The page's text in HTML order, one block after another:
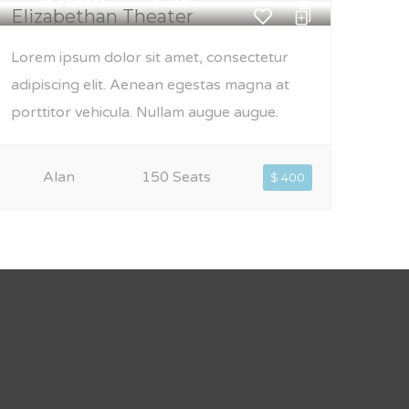
Elizabethan Theater
Lorem ipsum dolor sit amet, consectetur
adipiscing elit. Aenean egestas magna at
porttitor vehicula. Nullam augue augue.
Alan 150 Seats $ 400